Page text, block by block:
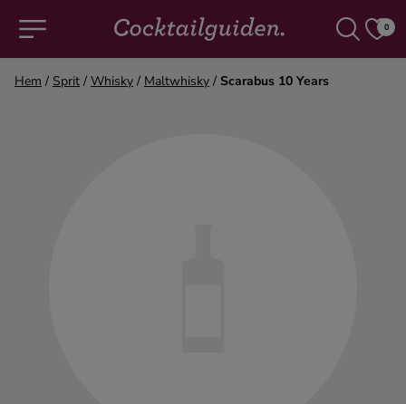
0
Hem / Sprit / Whisky / Maltwhisky / Scarabus 10 Years